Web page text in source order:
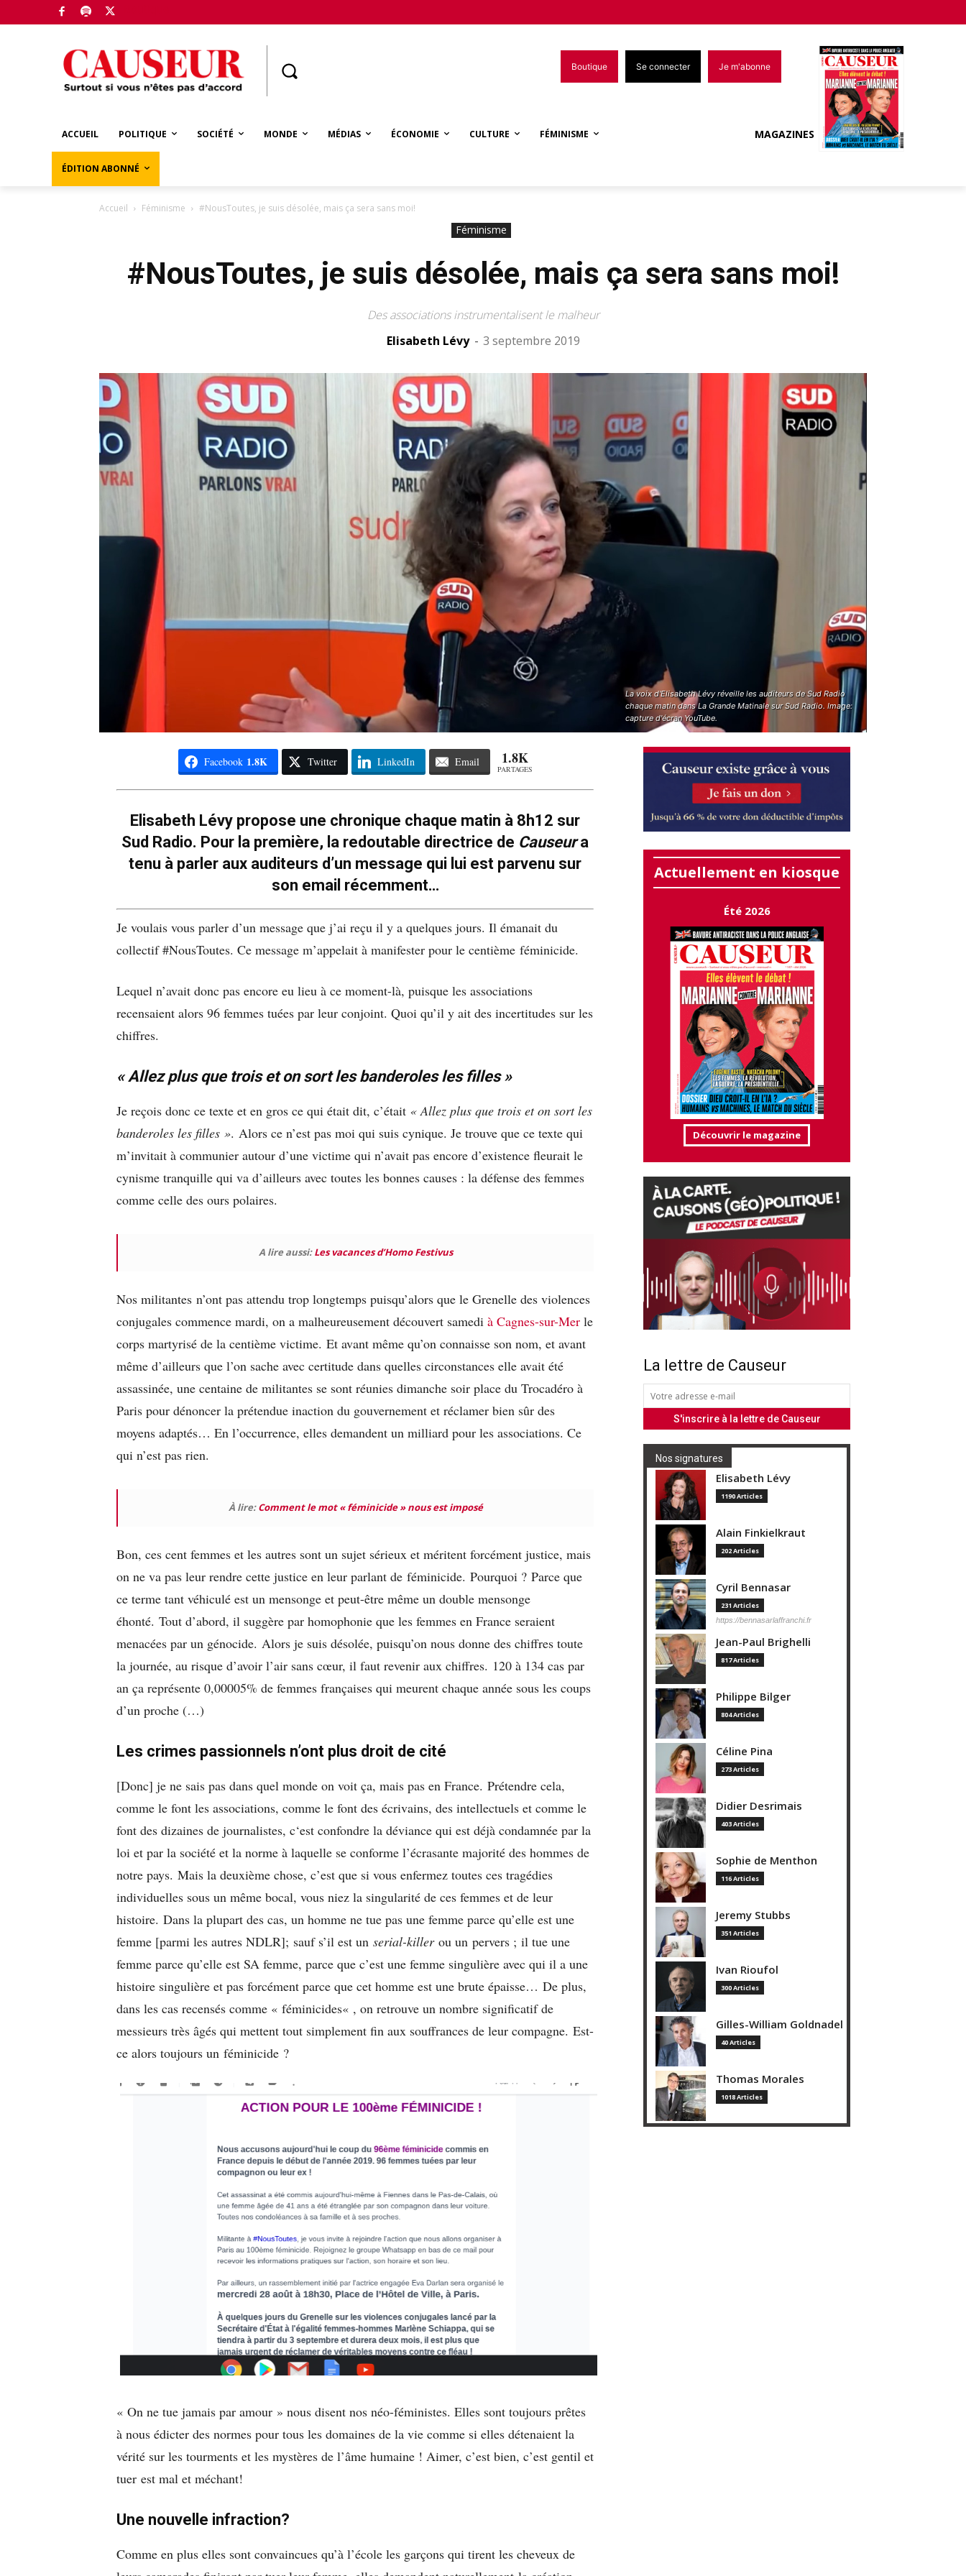
Boutique Se connecter Je m'abonne
ACCUEIL POLITIQUE SOCIÉTÉ MONDE MÉDIAS ÉCONOMIE CULTURE FÉMINISME
ÉDITION ABONNÉ
MAGAZINES
Accueil Féminisme #NousToutes, je suis désolée, mais ça sera sans moi!
Féminisme
#NousToutes, je suis désolée, mais ça sera sans moi!
Des associations instrumentalisent le malheur
Elisabeth Lévy - 3 septembre 2019
La voix d'Elisabeth Lévy réveille les auditeurs de Sud Radio
chaque matin dans La Grande Matinale sur Sud Radio. Image:
capture d'écran YouTube.
Facebook 1.8K Twitter LinkedIn Email 1.8K
PARTAGES
Elisabeth Lévy propose une chronique chaque matin à 8h12 sur
Sud Radio. Pour la première, la redoutable directrice de Causeura
tenu à parler aux auditeurs d’un message qui lui est parvenu sur
son email récemment…
Je voulais vous parler d’un message que j’ai reçu il y a quelques jours. Il émanait du
collectif #NousToutes. Ce message m’appelait à manifester pour le centième féminicide.
Lequel n’avait donc pas encore eu lieu à ce moment-là, puisque les associations
recensaient alors 96 femmes tuées par leur conjoint. Quoi qu’il y ait des incertitudes sur les
chiffres.
« Allez plus que trois et on sort les banderoles les filles »
Je reçois donc ce texte et en gros ce qui était dit, c’était « Allez plus que trois et on sort les
banderoles les filles ». Alors ce n’est pas moi qui suis cynique. Je trouve que ce texte qui
m’invitait à communier autour d’une victime qui n’avait pas encore d’existence fleurait le
cynisme tranquille qui va d’ailleurs avec toutes les bonnes causes : la défense des femmes
comme celle des ours polaires.
A lire aussi:Les vacances d’Homo Festivus
Nos militantes n’ont pas attendu trop longtemps puisqu’alors que le Grenelle des violences
conjugales commence mardi, on a malheureusement découvert samedi à Cagnes-sur-Mer le
corps martyrisé de la centième victime. Et avant même qu’on connaisse son nom, et avant
même d’ailleurs que l’on sache avec certitude dans quelles circonstances elle avait été
assassinée, une centaine de militantes se sont réunies dimanche soir place du Trocadéro à
Paris pour dénoncer la prétendue inaction du gouvernement et réclamer bien sûr des
moyens adaptés… En l’occurrence, elles demandent un milliard pour les associations. Ce
qui n’est pas rien.
À lire:Comment le mot « féminicide » nous est imposé
Bon, ces cent femmes et les autres sont un sujet sérieux et méritent forcément justice, mais
on ne va pas leur rendre cette justice en leur parlant de féminicide. Pourquoi ? Parce que
ce terme tant véhiculé est un mensonge et peut-être même un double mensonge
éhonté. Tout d’abord, il suggère par homophonie que les femmes en France seraient
menacées par un génocide. Alors je suis désolée, puisqu’on nous donne des chiffres toute
la journée, au risque d’avoir l’air sans cœur, il faut revenir aux chiffres. 120 à 134 cas par
an ça représente 0,00005% de femmes françaises qui meurent chaque année sous les coups
d’un proche (…)
Les crimes passionnels n’ont plus droit de cité
[Donc] je ne sais pas dans quel monde on voit ça, mais pas en France. Prétendre cela,
comme le font les associations, comme le font des écrivains, des intellectuels et comme le
font des dizaines de journalistes, c‘est confondre la déviance qui est déjà condamnée par la
loi et par la société et la norme à laquelle se conforme l’écrasante majorité des hommes de
notre pays. Mais la deuxième chose, c’est que si vous enfermez toutes ces tragédies
individuelles sous un même bocal, vous niez la singularité de ces femmes et de leur
histoire. Dans la plupart des cas, un homme ne tue pas une femme parce qu’elle est une
femme [parmi les autres NDLR]; sauf s’il est un serial-killerou un pervers ; il tue une
femme parce qu’elle est SA femme, parce que c’est une femme singulière avec qui il a une
histoire singulière et pas forcément parce que cet homme est une brute épaisse… De plus,
dans les cas recensés comme « féminicides« , on retrouve un nombre significatif de
messieurs très âgés qui mettent tout simplement fin aux souffrances de leur compagne. Est-
ce alors toujours un féminicide ?
« On ne tue jamais par amour » nous disent nos néo-féministes. Elles sont toujours prêtes
à nous édicter des normes pour tous les domaines de la vie comme si elles détenaient la
vérité sur les tourments et les mystères de l’âme humaine ! Aimer, c’est bien, c’est gentil et
tuer est mal et méchant!
Une nouvelle infraction?
Comme en plus elles sont convaincues qu’à l’école les garçons qui tirent les cheveux de
Actuellement en kiosque
Été 2026
Découvrir le magazine
La lettre de Causeur
Nos signatures
Elisabeth Lévy
1190 Articles
Alain Finkielkraut
202 Articles
Cyril Bennasar
231 Articles
https://bennasarlaffranchi.fr
Jean-Paul Brighelli
817 Articles
Philippe Bilger
804 Articles
Céline Pina
273 Articles
Didier Desrimais
403 Articles
Sophie de Menthon
116 Articles
Jeremy Stubbs
351 Articles
Ivan Rioufol
300 Articles
Gilles-William Goldnadel
40 Articles
Thomas Morales
1018 Articles